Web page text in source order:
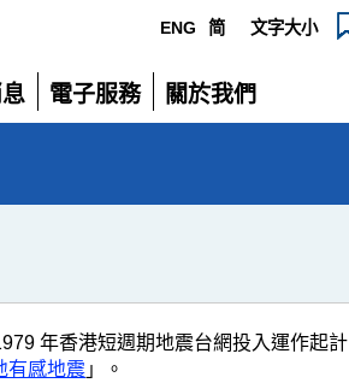
ENG 简 文字大小
電子服務
展
關於我們
展
年香港短週期地震台網投入運作起計
有感地震 」。